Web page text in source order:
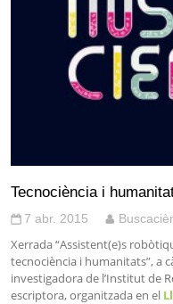
Tecnociència i
7 abr. 2015
Xerrada “Assistent(e)s
tecnociència i humanitats”, a
investigadora de l’Institut de
escriptora, organitzada en el